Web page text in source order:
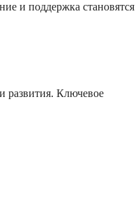
и поддержка становятся
развития. Ключевое